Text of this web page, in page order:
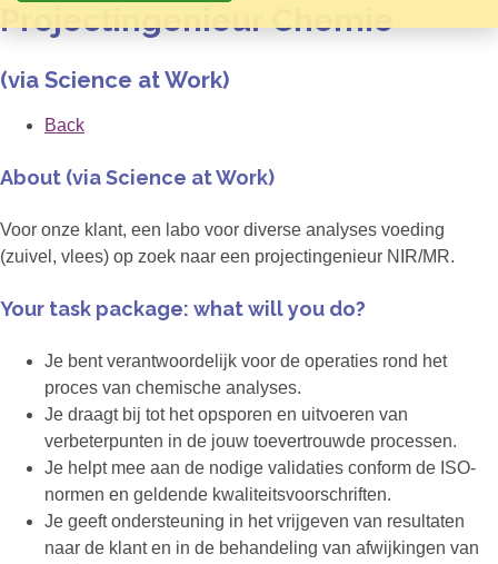
Projectingenieur Chemie
(via Science at Work)
Back
About (via Science at Work)
Voor onze klant, een labo voor diverse analyses voeding
(zuivel, vlees) op zoek naar een projectingenieur NIR/MR.
Your task package: what will you do?
Je bent verantwoordelijk voor de operaties rond het
proces van chemische analyses.
Je draagt bij tot het opsporen en uitvoeren van
verbeterpunten in de jouw toevertrouwde processen.
Je helpt mee aan de nodige validaties conform de ISO-
normen en geldende kwaliteitsvoorschriften.
Je geeft ondersteuning in het vrijgeven van resultaten
naar de klant en in de behandeling van afwijkingen van